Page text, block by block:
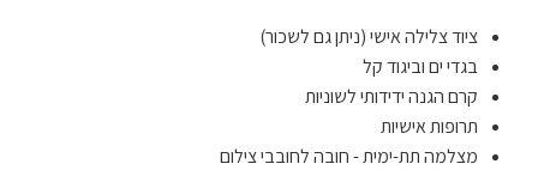
ציוד צלילה אישי (ניתן גם לשכור)
בגדי ים וביגוד קל
קרם הגנה ידידותי לשוניות
תרופות אישיות
מצלמה תת-ימית - חובה לחובבי צילום